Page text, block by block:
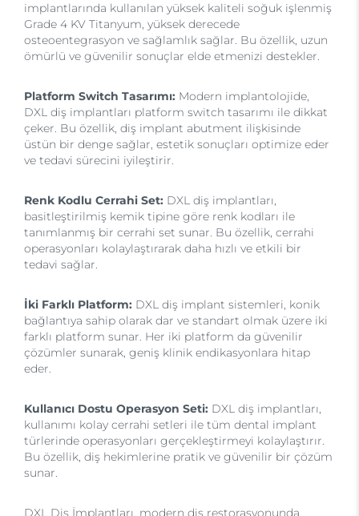
implantlarında kullanılan yüksek kaliteli soğuk işlenmiş
Grade 4 KV Titanyum, yüksek derecede
osteoentegrasyon ve sağlamlık sağlar. Bu özellik, uzun
ömürlü ve güvenilir sonuçlar elde etmenizi destekler.
Platform Switch Tasarımı: Modern implantolojide,
DXL diş implantları platform switch tasarımı ile dikkat
çeker. Bu özellik, diş implant abutment ilişkisinde
üstün bir denge sağlar, estetik sonuçları optimize eder
ve tedavi sürecini iyileştirir.
Renk Kodlu Cerrahi Set: DXL diş implantları,
basitleştirilmiş kemik tipine göre renk kodları ile
tanımlanmış bir cerrahi set sunar. Bu özellik, cerrahi
operasyonları kolaylaştırarak daha hızlı ve etkili bir
tedavi sağlar.
İki Farklı Platform: DXL diş implant sistemleri, konik
bağlantıya sahip olarak dar ve standart olmak üzere iki
farklı platform sunar. Her iki platform da güvenilir
çözümler sunarak, geniş klinik endikasyonlara hitap
eder.
Kullanıcı Dostu Operasyon Seti: DXL diş implantları,
kullanımı kolay cerrahi setleri ile tüm dental implant
türlerinde operasyonları gerçekleştirmeyi kolaylaştırır.
Bu özellik, diş hekimlerine pratik ve güvenilir bir çözüm
sunar.
DXL Diş İmplantları, modern diş restorasyonunda